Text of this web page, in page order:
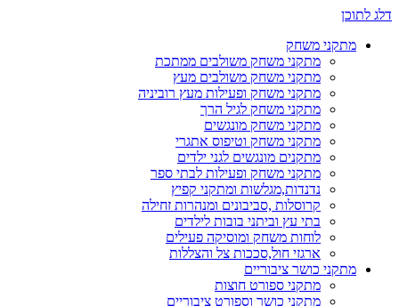
דלג לתוכן
מתקני משחק
מתקני משחק משולבים ממתכת
מתקני משחק משולבים מעץ
מתקני משחק ופעילות מעץ רוביניה
מתקני משחק לגיל הרך
מתקני משחק מונגשים
מתקני משחק וטיפוס אתגרי
מתקנים מונגשים לגני ילדים
מתקני משחק ופעילות לבתי ספר
נדנדות,מגלשות ומתקני קפיץ
קרוסלות ,סביבונים ומנהרות זחילה
בתי עץ וביתני בובות לילדים
לוחות משחק ומוסיקה פעילים
ארגזי חול,סככות צל והצללות
מתקני כושר ציבוריים
מתקני ספורט חוצות
מתקני כושר וספורט ציבוריים